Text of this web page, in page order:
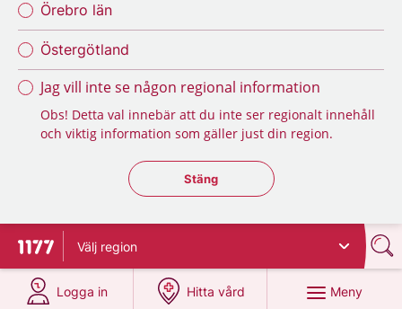
Örebro län
Östergötland
Jag vill inte se någon regional information
Obs! Detta val innebär att du inte ser regionalt innehåll
och viktig information som gäller just din region.
Stäng regionsväljaren
Stäng
Till startsidan för 1177
Välj region
Logga in
på 1177.se
Hitta vård
på 1177.se
Meny